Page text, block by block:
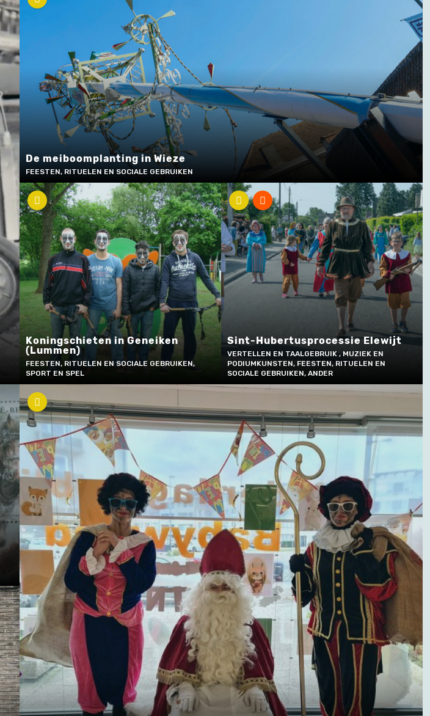
De meiboomplanting in Wieze
FEESTEN, RITUELEN EN SOCIALE GEBRUIKEN
Koningschieten in Geneiken
(Lummen)
FEESTEN, RITUELEN EN SOCIALE GEBRUIKEN,
SPORT EN SPEL
Sint-Hubertusprocessie Elewijt
VERTELLEN EN TAALGEBRUIK , MUZIEK EN
PODIUMKUNSTEN, FEESTEN, RITUELEN EN
SOCIALE GEBRUIKEN, ANDER